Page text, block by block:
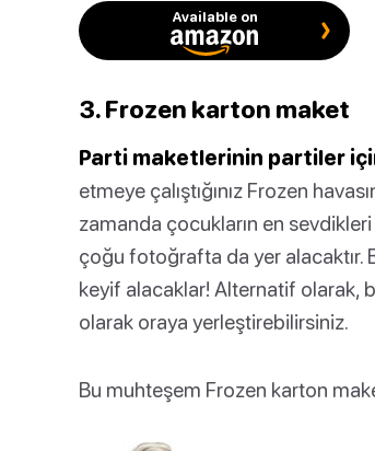
Available on
3. Frozen karton maket
Parti maketlerinin partiler
etmeye çalıştığınız Frozen
zamanda çocukların en
çoğu fotoğrafta da yer alacaktır.
keyif alacaklar! Alternatif olarak,
olarak oraya yerleştirebilirsiniz.
Bu muhteşem Frozen karton